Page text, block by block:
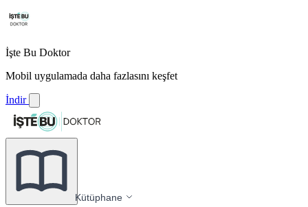
İşte Bu Doktor
Mobil uygulamada daha fazlasını keşfet
İndir
Kütüphane